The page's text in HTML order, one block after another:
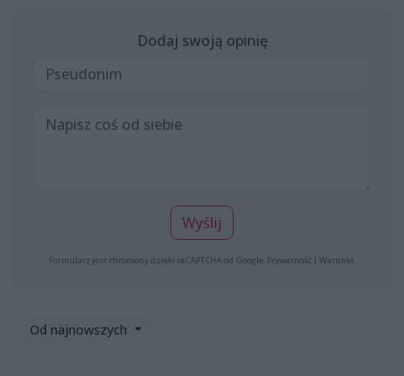
Dodaj swoją opinię
Wyślij
Formularz jest chroniony dzięki reCAPTCHA od Google: Prywatność | Warunki
Od najnowszych